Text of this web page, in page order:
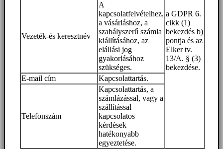
a GDPR 6.
cikk (1)
bekezdés b)
pontja és az
Elker tv.
13/A. § (3)
bekezdése.
Vezeték-és keresztnév
A
kapcsolatfelvételhez,
a vásárláshoz, a
szabályszerű számla
kiállításához, az
elállási jog
gyakorlásához
szükséges.
E-mail cím
Kapcsolattartás.
Telefonszám
Kapcsolattartás, a
számlázással, vagy a
szállítással
kapcsolatos
kérdések
hatékonyabb
egyeztetése.